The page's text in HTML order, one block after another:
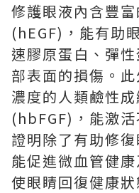
修護眼液內含豐
(hEGF)，能有助
速膠原蛋白、彈
部表面的損傷。
濃度的人類鹼性
(hbFGF)，能激
證明除了有助修
能促進微血管健
使眼睛回復健康狀